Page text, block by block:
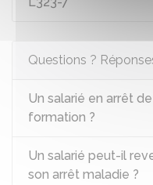
Questions ?
Un salarié en arrêt
formation ?
Un salarié peut-il
son arrêt maladie ?